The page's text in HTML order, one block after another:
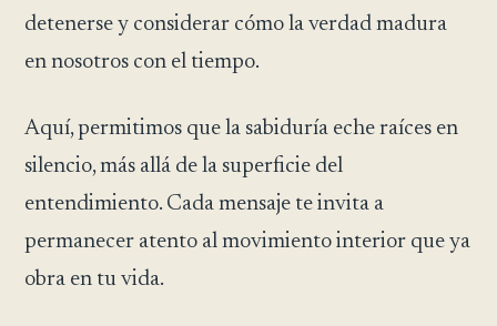
detenerse y considerar cómo la verdad madura
en nosotros con el tiempo.
Aquí, permitimos que la sabiduría eche raíces en
silencio, más allá de la superficie del
entendimiento. Cada mensaje te invita a
permanecer atento al movimiento interior que ya
obra en tu vida.